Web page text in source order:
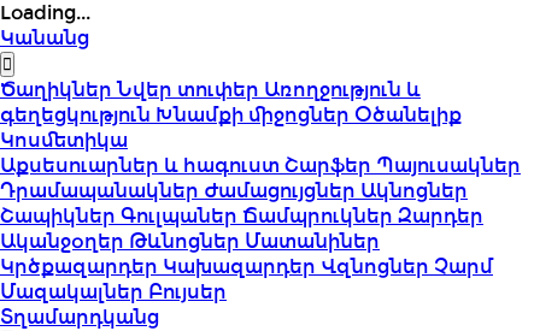
Loading...
Կանանց
ԾաղիկներՆվեր տուփեր Առողջություն և
գեղեցկություն Խնամքի միջոցներ Օծանելիք
Կոսմետիկա
Աքսեսուարներ և հագուստ Շարֆեր Պայուսակներ
Դրամապանակներ Ժամացույցներ Ակնոցներ
Շապիկներ Գուլպաներ Ճամպրուկներ Զարդեր
Ականջօղեր Թևնոցներ Մատանիներ
Կրծքազարդեր Կախազարդեր Վզնոցներ Չարմ
Մազակալներ Բույսեր
Տղամարդկանց